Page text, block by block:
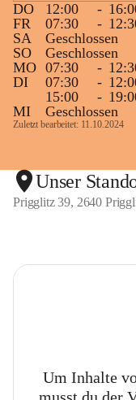
DO
12:00 -
FR
07:30 -
SA
Geschlossen
SO
Geschlossen
MO 07:30 -
DI
07:30 -
15:00
-
MI
Geschlossen
Zuletzt bearbeitet: 11.10.2024
Unser
Prigglitz 39, 2640
Um Inhalte